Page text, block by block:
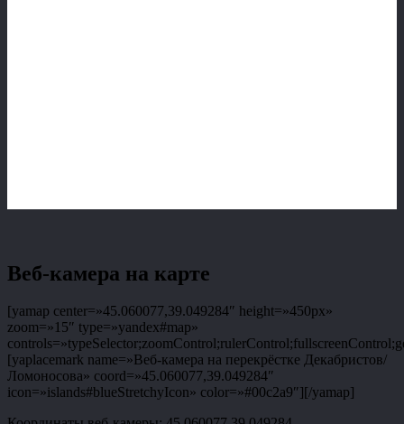
Веб-камера на карте
[yamap center=»45.060077,39.049284″ height=»450px»
zoom=»15″ type=»yandex#map»
[yaplacemark name=»Веб-камера на перекрёстке Декабристов/
Ломоносова» coord=»45.060077,39.049284″
icon=»islands#blueStretchyIcon» color=»#00c2a9″][/yamap]